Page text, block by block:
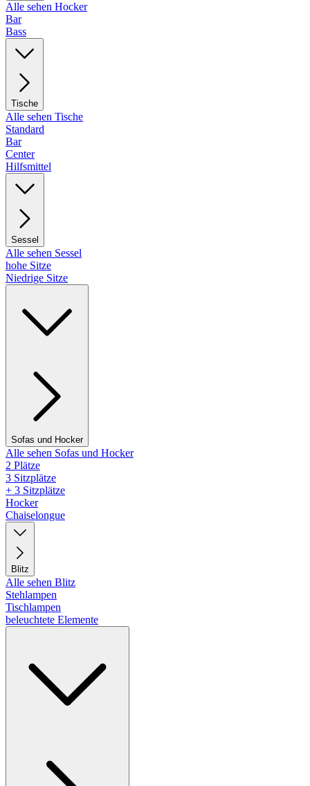
Alle sehen Hocker
Bar
Bass
Tische
Alle sehen Tische
Standard
Bar
Center
Hilfsmittel
Sessel
Alle sehen Sessel
hohe Sitze
Niedrige Sitze
Sofas und Hocker
Alle sehen Sofas und Hocker
2 Plätze
3 Sitzplätze
+ 3 Sitzplätze
Hocker
Chaiselongue
Blitz
Alle sehen Blitz
Stehlampen
Tischlampen
beleuchtete Elemente